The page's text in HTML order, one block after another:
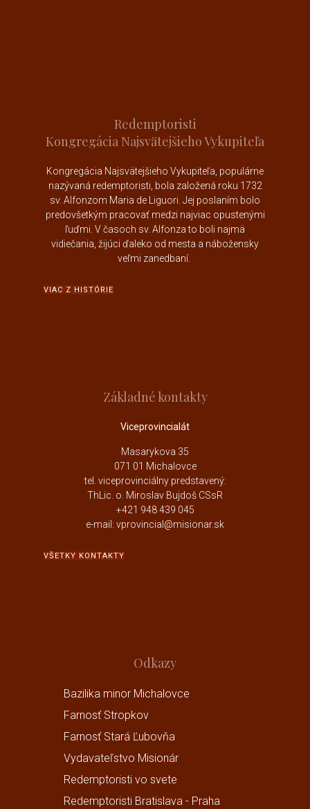
Redemptoristi
Kongregácia Najsvätejšieho Vykupiteľa
Kongregácia Najsvätejšieho Vykupiteľa, populárne
nazývaná redemptoristi, bola založená roku 1732
sv. Alfonzom Maria de Liguori . Jej poslaním bolo
predovšetkým pracovať medzi najviac opustenými
ľuďmi. V časoch sv. Alfonza to boli najmä
vidiečania, žijúci ďaleko od mesta a nábožensky
veľmi zanedbaní.
VIAC Z HISTÓRIE
Základné kontakty
Viceprovincialát
Masarykova 35
071 01 Michalovce
tel. viceprovinciálny predstavený:
ThLic. o. Miroslav Bujdoš CSsR
+421 948 439 045
e-mail: vprovincial@misionar.sk
VŠETKY KONTAKTY
Odkazy
Bazilika minor Michalovce
Farnosť Stropkov
Farnosť Stará Ľubovňa
Vydavateľstvo Misionár
Redemptoristi vo svete
Redemptoristi Bratislava - Praha